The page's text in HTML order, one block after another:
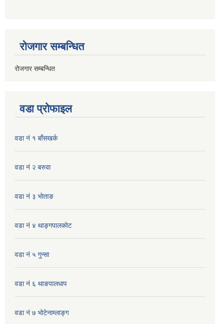
रोजगार सम्बन्धित
रोजगार सम्बन्धित
वडा प्रोफाइल
वडा नं १ बाँसखर्क
वडा नं २ बरुवा
वडा नं ३ भाेताङ
वडा नं ४ थाङ्गपालकाेट
वडा नं ५ गुन्सा
वडा नं ६ थाङपालधाप
वडा नं ७ भाेटेनाम्लाङ्ग